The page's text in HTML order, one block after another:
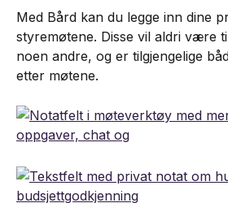
Med Bård kan du legge inn dine
styremøtene. Disse vil aldri være
noen andre, og er tilgjengelige
etter møtene.